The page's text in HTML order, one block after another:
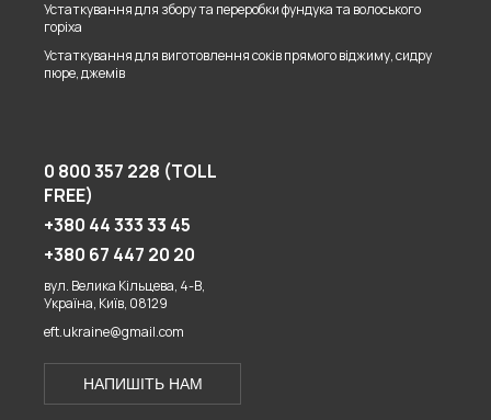
Устаткування для збору та переробки фундука та волоського
горіха
Устаткування для виготовлення соків прямого віджиму, сидру
пюре, джемів
0 800 357 228 (TOLL
FREE)
+380 44 333 33 45
+380 67 447 20 20
вул. Велика Кільцева, 4-В,
Україна, Київ, 08129
eft.ukraine@gmail.com
НАПИШІТЬ НАМ